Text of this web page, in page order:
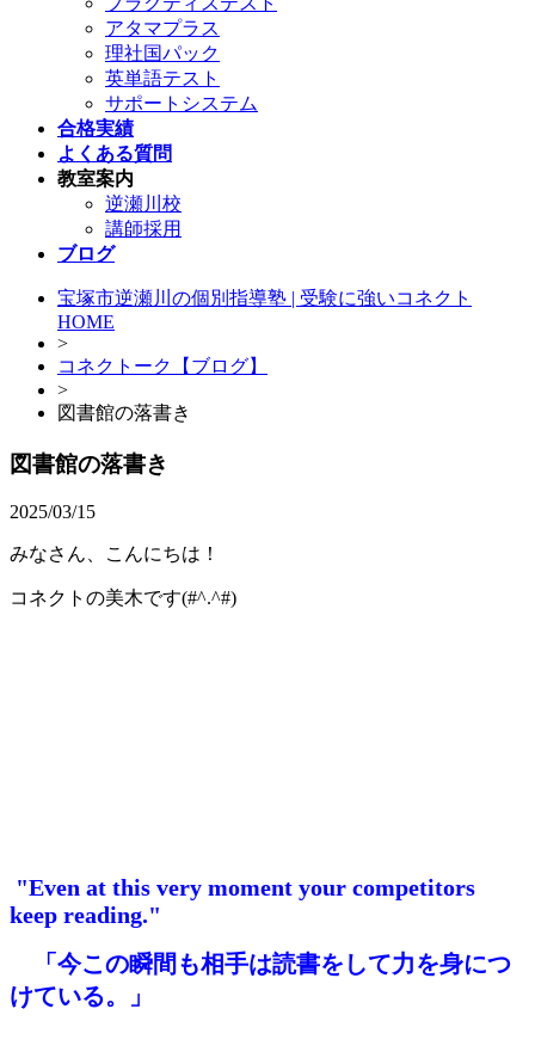
アタマプラス
理社国パック
英単語テスト
サポートシステム
合格実績
よくある質問
教室案内
逆瀬川校
講師採用
ブログ
宝塚市逆瀬川の個別指導塾 | 受験に強いコネクト
HOME
>
コネクトーク【ブログ】
>
図書館の落書き
図書館の落書き
2025/03/15
みなさん、こんにちは！
コネクトの美木です(#^.^#)
"Even at this very moment your competitors
keep reading."
「今この瞬間も相手は読書をして力を身につ
けている。」